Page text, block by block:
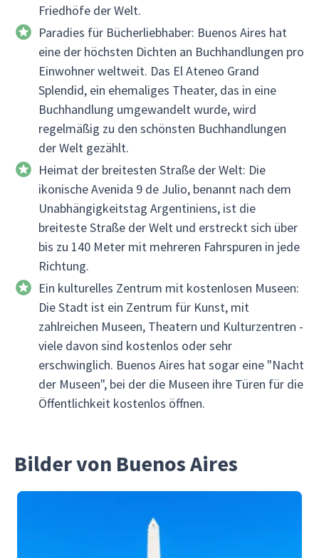
Friedhöfe der Welt.
Paradies für Bücherliebhaber: Buenos Aires hat
eine der höchsten Dichten an Buchhandlungen pro
Einwohner weltweit. Das El Ateneo Grand
Splendid, ein ehemaliges Theater, das in eine
Buchhandlung umgewandelt wurde, wird
regelmäßig zu den schönsten Buchhandlungen
der Welt gezählt.
Heimat der breitesten Straße der Welt: Die
ikonische Avenida 9 de Julio, benannt nach dem
Unabhängigkeitstag Argentiniens, ist die
breiteste Straße der Welt und erstreckt sich über
bis zu 140 Meter mit mehreren Fahrspuren in jede
Richtung.
Ein kulturelles Zentrum mit kostenlosen Museen:
Die Stadt ist ein Zentrum für Kunst, mit
zahlreichen Museen, Theatern und Kulturzentren -
viele davon sind kostenlos oder sehr
erschwinglich. Buenos Aires hat sogar eine "Nacht
der Museen", bei der die Museen ihre Türen für die
Öffentlichkeit kostenlos öffnen.
Bilder von Buenos Aires